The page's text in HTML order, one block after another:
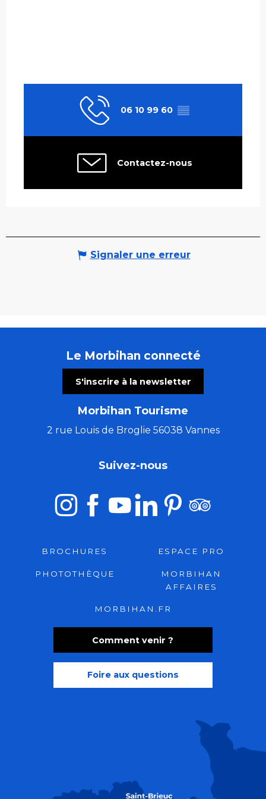
06 10 99 60 ▒▒
Contactez-nous
Signaler une erreur
Le Morbihan connecté
S'inscrire à la newsletter
Morbihan Tourisme
2 rue Louis de Broglie 56038 Vannes
Comment venir ?
Foire aux questions
Suivez-nous
BROCHURES ESPACE PRO
PHOTOTHÈQUE
MORBIHAN
AFFAIRES
MORBIHAN.FR